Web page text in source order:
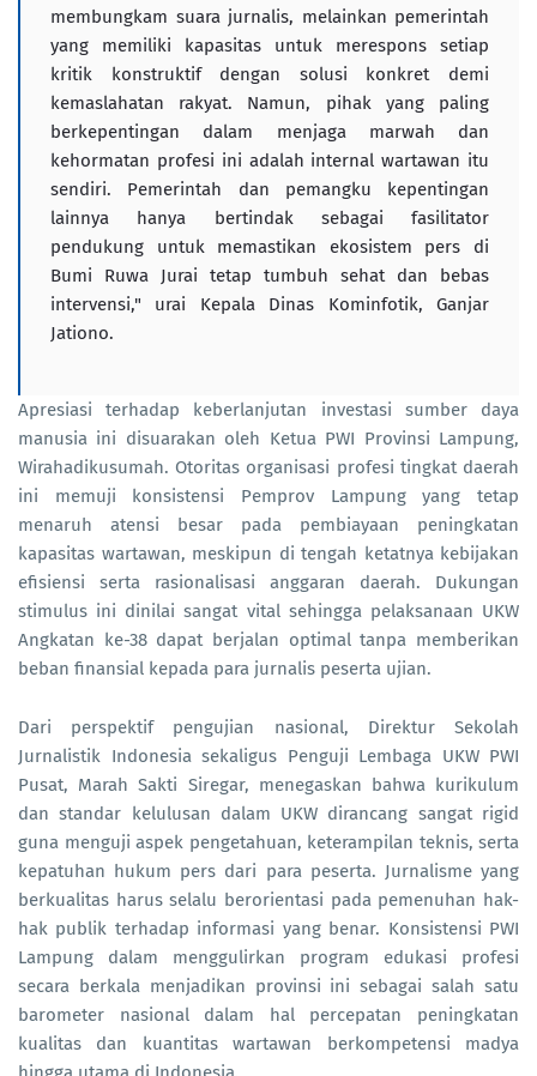
membungkam suara jurnalis, melainkan pemerintah
yang memiliki kapasitas untuk merespons setiap
kritik konstruktif dengan solusi konkret demi
kemaslahatan rakyat. Namun, pihak yang paling
berkepentingan dalam menjaga marwah dan
kehormatan profesi ini adalah internal wartawan itu
sendiri. Pemerintah dan pemangku kepentingan
lainnya hanya bertindak sebagai fasilitator
pendukung untuk memastikan ekosistem pers di
Bumi Ruwa Jurai tetap tumbuh sehat dan bebas
intervensi," urai Kepala Dinas Kominfotik, Ganjar
Jationo.
Apresiasi terhadap keberlanjutan investasi sumber daya
manusia ini disuarakan oleh Ketua PWI Provinsi Lampung,
Wirahadikusumah. Otoritas organisasi profesi tingkat daerah
ini memuji konsistensi Pemprov Lampung yang tetap
menaruh atensi besar pada pembiayaan peningkatan
kapasitas wartawan, meskipun di tengah ketatnya kebijakan
efisiensi serta rasionalisasi anggaran daerah. Dukungan
stimulus ini dinilai sangat vital sehingga pelaksanaan UKW
Angkatan ke-38 dapat berjalan optimal tanpa memberikan
beban finansial kepada para jurnalis peserta ujian.
Dari perspektif pengujian nasional, Direktur Sekolah
Jurnalistik Indonesia sekaligus Penguji Lembaga UKW PWI
Pusat, Marah Sakti Siregar, menegaskan bahwa kurikulum
dan standar kelulusan dalam UKW dirancang sangat rigid
guna menguji aspek pengetahuan, keterampilan teknis, serta
kepatuhan hukum pers dari para peserta. Jurnalisme yang
berkualitas harus selalu berorientasi pada pemenuhan hak-
hak publik terhadap informasi yang benar. Konsistensi PWI
Lampung dalam menggulirkan program edukasi profesi
secara berkala menjadikan provinsi ini sebagai salah satu
barometer nasional dalam hal percepatan peningkatan
kualitas dan kuantitas wartawan berkompetensi madya